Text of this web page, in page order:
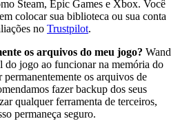
Steam, Epic Games e Xbox. Você
colocar sua biblioteca ou sua conta
no Trustpilot.
os arquivos do meu jogo? Wand
do jogo ao funcionar na memória do
permanentemente os arquivos de
fazer backup dos seus
qualquer ferramenta de terceiros,
permaneça seguro.